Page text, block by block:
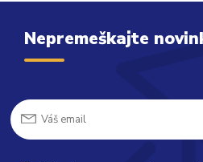
Nepremeškajte